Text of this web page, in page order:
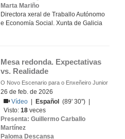
Marta Mariño
Directora xeral de Traballo Autónomo
e Economía Social. Xunta de Galicia
Mesa redonda. Expectativas
vs. Realidade
O Novo Escenario para o Enxeñeiro Junior
26 de feb. de 2026
Vídeo |Español (89' 30'') |
Visto:18 veces
Presenta: Guillermo Carballo
Martínez
Paloma Descansa